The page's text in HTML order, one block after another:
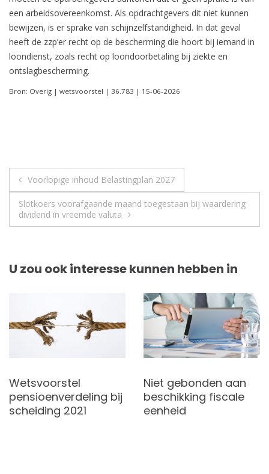
een arbeidsovereenkomst. Als opdrachtgevers dit niet kunnen
bewijzen, is er sprake van schijnzelfstandigheid. In dat geval
heeft de zzp’er recht op de bescherming die hoort bij iemand in
loondienst, zoals recht op loondoorbetaling bij ziekte en
ontslagbescherming.
Bron: Overig | wetsvoorstel | 36.783 | 15-06-2026
Berichtnavigatie
Voorlopige inhoud Belastingplan 2027
Slotkoers voorafgaande maand toegestaan bij waardering
dividend in vreemde valuta
U zou ook interesse kunnen hebben in
Wetsvoorstel
pensioenverdeling bij
scheiding 2021
Niet gebonden aan
beschikking fiscale
eenheid